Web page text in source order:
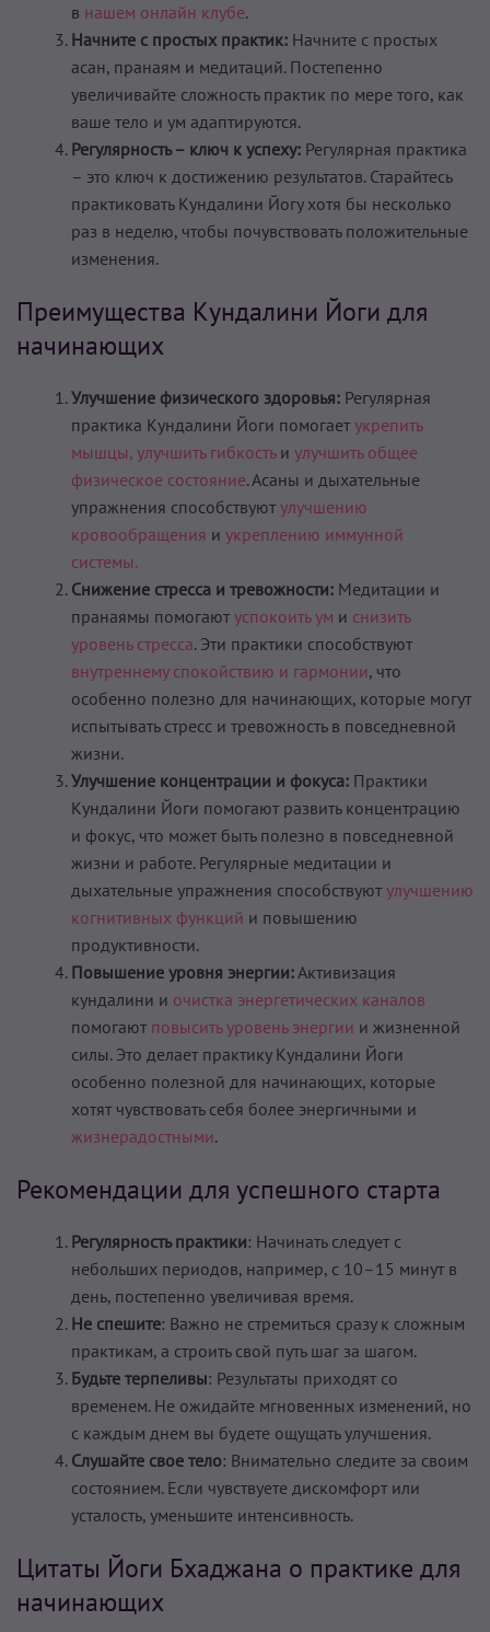
в нашем онлайн клубе.
Начните с простых практик: Начните с простых
асан, пранаям и медитаций. Постепенно
увеличивайте сложность практик по мере того, как
ваше тело и ум адаптируются.
Регулярность – ключ к успеху: Регулярная практика
– это ключ к достижению результатов. Старайтесь
практиковать Кундалини Йогу хотя бы несколько
раз в неделю, чтобы почувствовать положительные
изменения.
Преимущества Кундалини Йоги для
начинающих
Улучшение физического здоровья: Регулярная
практика Кундалини Йоги помогаетукрепить
мышцы, улучшить гибкостьи улучшить общее
физическое состояние. Асаны и дыхательные
упражнения способствуютулучшению
кровообращения и укреплению иммунной
системы.
Снижение стресса и тревожности: Медитации и
пранаямы помогаютуспокоить ум и снизить
уровень стресса. Эти практики способствуют
внутреннему спокойствию и гармонии, что
особенно полезно для начинающих, которые могут
испытывать стресс и тревожность в повседневной
жизни.
Улучшение концентрации и фокуса: Практики
Кундалини Йоги помогают развить концентрацию
и фокус, что может быть полезно в повседневной
жизни и работе. Регулярные медитации и
дыхательные упражнения способствуютулучшению
когнитивных функций и повышению
продуктивности.
Повышение уровня энергии:Активизация
кундалини и очистка энергетических каналов
помогают повысить уровень энергии и жизненной
силы. Это делает практику Кундалини Йоги
особенно полезной для начинающих, которые
хотят чувствовать себя более энергичными и
жизнерадостными.
Рекомендации для успешного старта
Регулярность практики: Начинать следует с
небольших периодов, например, с 10–15 минут в
день, постепенно увеличивая время.
Не спешите: Важно не стремиться сразу к сложным
практикам, а строить свой путь шаг за шагом.
Будьте терпеливы: Результаты приходят со
временем. Не ожидайте мгновенных изменений, но
с каждым днем вы будете ощущать улучшения.
Слушайте свое тело: Внимательно следите за своим
состоянием. Если чувствуете дискомфорт или
усталость, уменьшите интенсивность.
Цитаты Йоги Бхаджана о практике для
начинающих